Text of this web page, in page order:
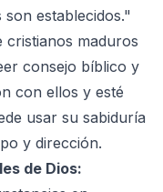
establecidos."
cristianos maduros
consejo bíblico y
con ellos y esté
usar su sabiduría
y dirección.
de Dios: